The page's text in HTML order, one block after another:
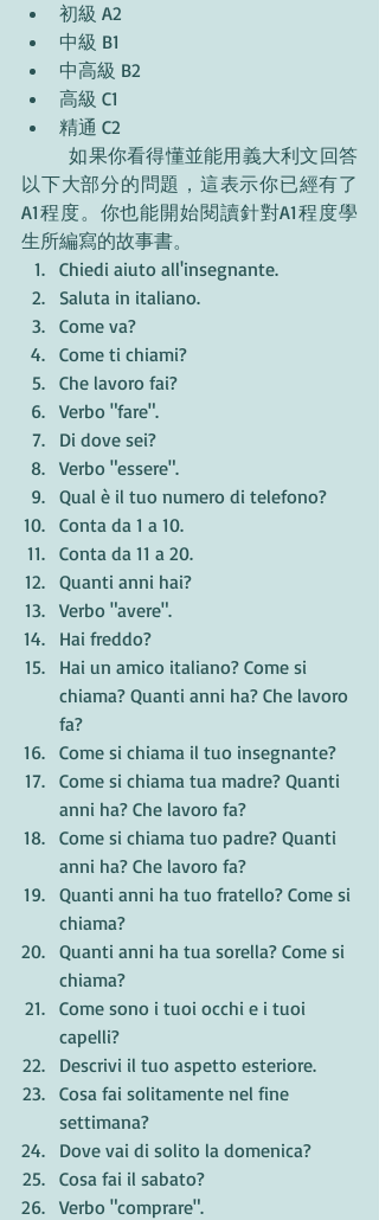
初級 A2
中級 B1
中高級 B2
高級 C1
精通 C2
	如果你看得懂並能用義大利文回答
以下大部分的問題，這表示你已經有了
A1程度。你也能開始閱讀針對A1程度學
生所編寫的故事書。
Chiedi aiuto all'insegnante.
Saluta in italiano.
Come va?
Come ti chiami?
Che lavoro fai?
Verbo "fare".
Di dove sei?
Verbo "essere".
Qual è il tuo numero di telefono?
Conta da 1 a 10.
Conta da 11 a 20.
Quanti anni hai?
Verbo "avere".
Hai freddo?
Hai un amico italiano? Come si
chiama? Quanti anni ha? Che lavoro
fa?
Come si chiama il tuo insegnante?
Come si chiama tua madre? Quanti
anni ha? Che lavoro fa?
Come si chiama tuo padre? Quanti
anni ha? Che lavoro fa?
Quanti anni ha tuo fratello? Come si
chiama?
Quanti anni ha tua sorella? Come si
chiama?
Come sono i tuoi occhi e i tuoi
capelli?
Descrivi il tuo aspetto esteriore.
Cosa fai solitamente nel fine
settimana?
Dove vai di solito la domenica?
Cosa fai il sabato?
Verbo "comprare".